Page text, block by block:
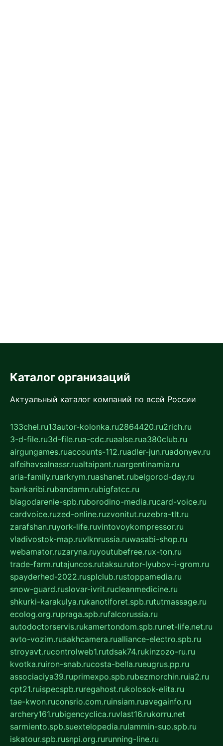
Каталог организаций
Актуальный каталог компаний по всей России
133chel.ru13autor-kolonka.ru2864420.ru2rich.ru
3-d-file.ru3d-file.rua-cdc.ruaalse.rua380club.ru
airgungames.ruaccounts-112.ruadler-jun.ruadonyev.ru
alfeihavsalnassr.rualtaipant.ruargentinamia.ru
aria-family.ruarkrym.ruashanet.rubelgorod-day.ru
bankaribi.rubandamn.rubigfatcc.ru
blagodarenie-spb.ruborodino-media.rucard-voice.ru
cardvoice.ruzed-online.ruzvonitut.ruzebra-tlt.ru
zarafshan.ruyork-life.ruvintovoykompressor.ru
vladivostok-map.ruvlknrussia.ruwasabi-shop.ru
webamator.ruzaryna.ruyoutubefree.rux-ton.ru
trade-farm.rutajuncos.rutaksu.rutor-lyubov-i-grom.ru
spayderhed-2022.rusplclub.rustoppamedia.ru
snow-guard.ruslovar-ivrit.rucleanmedicine.ru
shkurki-karakulya.rukanotiforet.spb.rututmassage.ru
ecolog.org.rupraga.spb.rufalcorussia.ru
autodoctorservis.rukamertondom.spb.runet-life.net.ru
avto-vozim.rusakhcamera.rualliance-electro.spb.ru
stroyavt.rucontrolweb1.rutdsak74.rukinzozo-ru.ru
kvotka.ruiron-snab.rucosta-bella.rueugrus.pp.ru
associaciya39.ruprimexpo.spb.rubezmorchin.ruia2.ru
cpt21.ruispecspb.ruregahost.rukolosok-elita.ru
tae-kwon.ruconsrio.com.ruinsiam.ruavegainfo.ru
archery161.rubigencyclica.ruvlast16.rukorru.net
sarmiento.spb.suextelopedia.rulammin-suo.spb.ru
iskatour.spb.rusnpi.org.rurunning-line.ru